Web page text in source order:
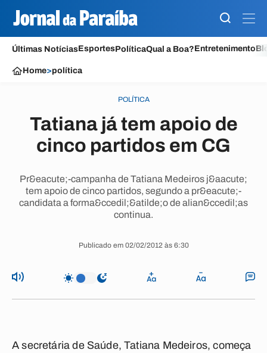
Últimas NotíciasEsportesPolíticaQual a Boa?Entretenimento
Home>política
POLÍTICA
Tatiana já tem apoio de
cinco partidos em CG
Pr&eacute;-campanha de Tatiana Medeiros j&aacute;
tem apoio de cinco partidos, segundo a pr&eacute;-
candidata a forma&ccedil;&atilde;o de alian&ccedil;as
continua.
Publicado em 02/02/2012 às 6:30
A secretária de Saúde, Tatiana Medeiros, começa